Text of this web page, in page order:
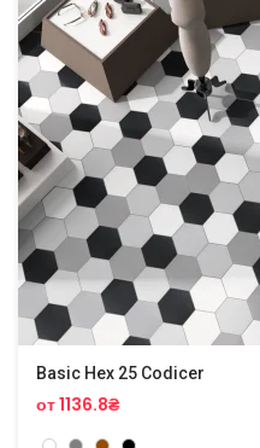
Basic Hex 25 Codicer
от 1136.8₴